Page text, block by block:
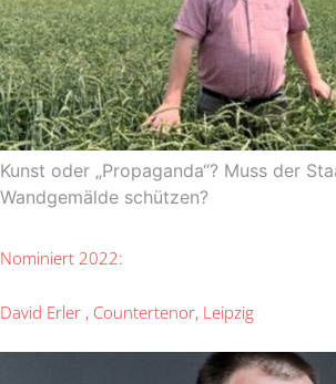
Kunst oder „Propaganda“? Muss der
Wandgemälde schützen?
Nominiert 2022:
David Erler , Countertenor, Leipzig